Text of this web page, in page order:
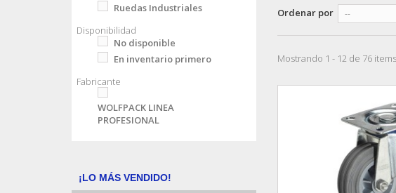
Ruedas Industriales
Disponibilidad
No disponible
En inventario primero
Fabricante
WOLFPACK LINEA
PROFESIONAL
¡LO MÁS VENDIDO!
Ordenar por --
Mostrando 1 - 12 de 76 items